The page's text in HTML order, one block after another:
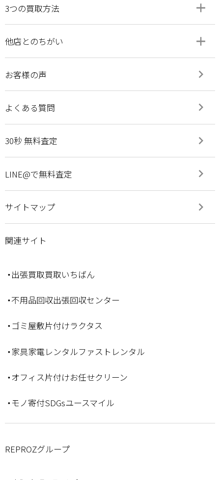
3つの買取方法 add
remove
他店とのちがい add
remove
お客様の声 keyboard_arrow_right
よくある質問 keyboard_arrow_right
30秒 無料査定 keyboard_arrow_right
LINE@で無料査定 keyboard_arrow_right
サイトマップ keyboard_arrow_right
関連サイト
・出張買取買取いちばん
・不用品回収出張回収センター
・ゴミ屋敷片付けラクタス
・家具家電レンタルファストレンタル
・オフィス片付けお任せクリーン
・モノ寄付SDGsユースマイル
REPROZグループ